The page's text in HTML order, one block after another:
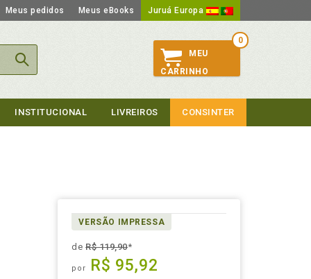
Meus pedidos Meus eBooks Juruá Europa
0
MEU
CARRINHO
INSTITUCIONAL LIVREIROS CONSINTER
VERSÃO IMPRESSA
deR$ 119,90*
por R$ 95,92